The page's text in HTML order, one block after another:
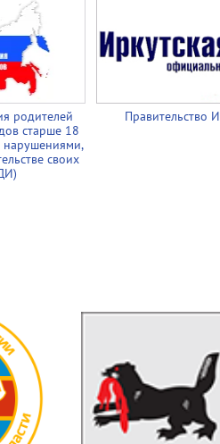
родителей
старше 18
нарушениями,
своих
Правительство